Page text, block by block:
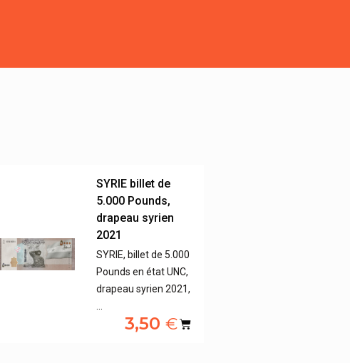
SYRIE billet de
5.000 Pounds,
drapeau syrien
2021
SYRIE, billet de 5.000
Pounds en état UNC,
drapeau syrien 2021,
…
3,50 €